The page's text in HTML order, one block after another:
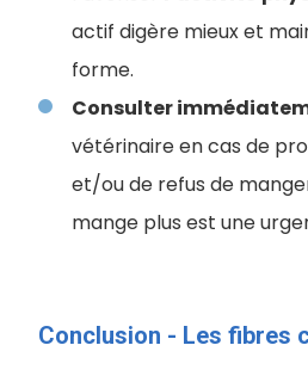
actif digère mieux et
forme.
Consulter
vétérinaire en cas de
et/ou de refus de
mange plus est une
Conclusion - Les fibres